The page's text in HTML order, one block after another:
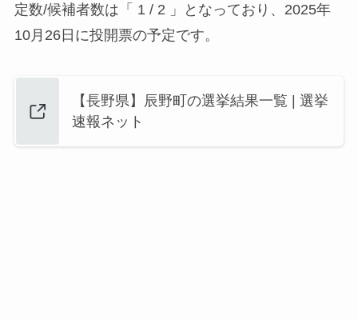
定数/候補者数は「 1 / 2 」となっており、2025年
10月26日に投開票の予定です。
【長野県】辰野町の選挙結果一覧 | 選挙
速報ネット